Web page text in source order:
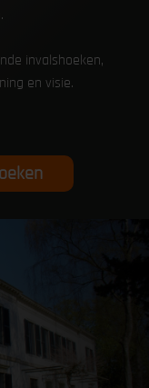
invalshoeken,
en visie.